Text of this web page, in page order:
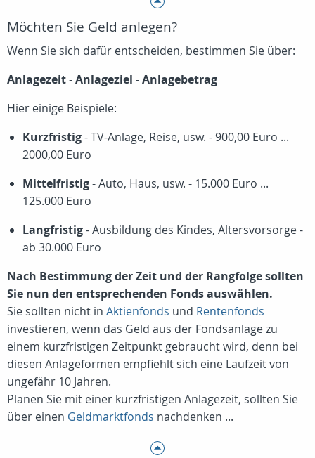
Möchten Sie Geld anlegen?
Wenn Sie sich dafür entscheiden, bestimmen Sie über:
Anlagezeit-Anlageziel -Anlagebetrag
Hier einige Beispiele:
Kurzfristig- TV-Anlage, Reise, usw. - 900,00 Euro ...
2000,00 Euro
Mittelfristig- Auto, Haus, usw. - 15.000 Euro ...
125.000 Euro
Langfristig- Ausbildung des Kindes, Altersvorsorge -
ab 30.000 Euro
Nach Bestimmung der Zeit und der Rangfolge sollten
Sie nun den entsprechenden Fonds auswählen.
Sie sollten nicht in Aktienfonds und Rentenfonds
investieren, wenn das Geld aus der Fondsanlage zu
einem kurzfristigen Zeitpunkt gebraucht wird, denn bei
diesen Anlageformen empfiehlt sich eine Laufzeit von
ungefähr 10 Jahren.
Planen Sie mit einer kurzfristigen Anlagezeit, sollten Sie
über einen Geldmarktfonds nachdenken ...